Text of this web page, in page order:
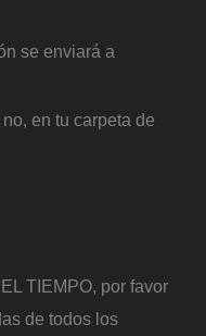
se enviará a
en tu carpeta de
TIEMPO, por favor
de todos los